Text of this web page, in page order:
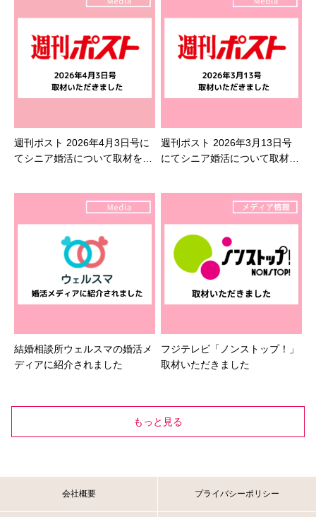
週刊ポスト 2026年4月3日号に
てシニア婚活について取材を受
週刊ポスト 2026年3月13日号
にてシニア婚活について取材を
結婚相談所ウェルスマの婚活メ
ディアに紹介されました
フジテレビ「ノンストップ！」
取材いただきました
もっと見る
会社概要 プライバシーポリシー